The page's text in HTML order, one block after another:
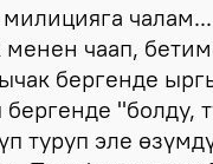
чаап,
бергенде
"болду,
туруп эле